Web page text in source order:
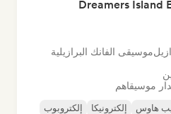
Dreamers Island
موسيقى الفانك البرازيلية
موسيقاهم
هاوس إلكترونيكا
إلكتروبوب